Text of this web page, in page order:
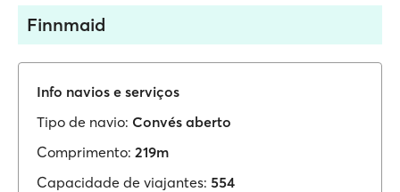
Finnmaid
Info navios e serviços
Tipo de navio: Convés aberto
Comprimento: 219m
Capacidade de viajantes: 554